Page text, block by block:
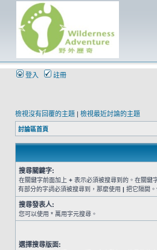
登入 註冊
檢視沒有回覆的主題 | 檢視最近討論的主題
討論區首頁
搜尋關鍵字:
在關鍵字前面加上 + 表示必須被搜尋到的。在關鍵
有部分的字詞必須被搜尋到，那麼使用 | 把它隔開。
搜尋發表人:
您可以使用 * 萬用字元搜尋。
選擇搜尋版面: